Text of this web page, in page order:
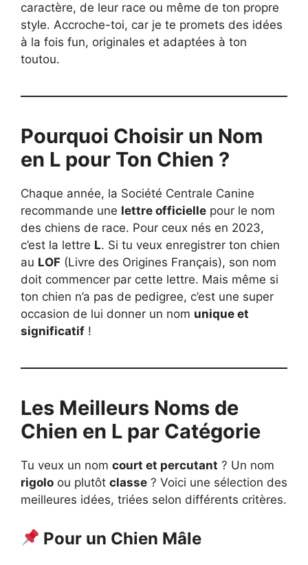
caractère, de leur race ou même de ton propre
style. Accroche-toi, car je te promets des idées
à la fois fun, originales et adaptées à ton
toutou.
Pourquoi Choisir un Nom
en L pour Ton Chien ?
Chaque année, la Société Centrale Canine
recommande une lettre officielle pour le nom
des chiens de race. Pour ceux nés en 2023,
c’est la lettre L. Si tu veux enregistrer ton chien
au LOF (Livre des Origines Français), son nom
doit commencer par cette lettre. Mais même si
ton chien n’a pas de pedigree, c’est une super
occasion de lui donner un nom unique et
significatif !
Les Meilleurs Noms de
Chien en L par Catégorie
Tu veux un nom court et percutant ? Un nom
rigolo ou plutôt classe ? Voici une sélection des
meilleures idées, triées selon différents critères.
Pour un Chien Mâle